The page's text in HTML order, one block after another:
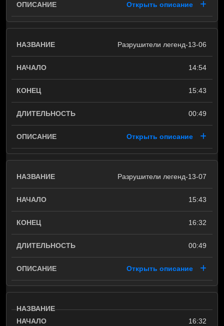
Открыть описание
Разрушители легенд-13-06
14:54
15:43
00:49
Открыть описание
Разрушители легенд-13-07
15:43
16:32
00:49
Открыть описание
16:32